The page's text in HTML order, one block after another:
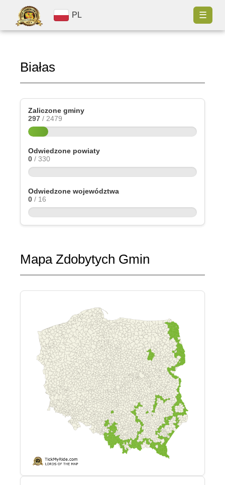
PL ☰
Białas
Zaliczone gminy
297 / 2479
Odwiedzone powiaty
0 / 330
Odwiedzone województwa
0 / 16
Mapa Zdobytych Gmin